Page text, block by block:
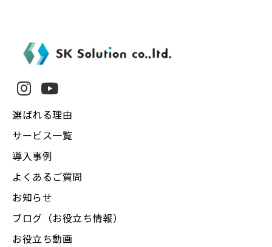
選ばれる理由
サービス一覧
導入事例
よくあるご質問
お知らせ
ブログ（お役立ち情報）
お役立ち動画